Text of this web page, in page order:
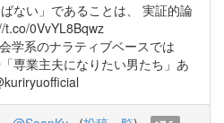
ない」であることは、 実証的論
0VvYL8Bqwz
学系のナラティブベースでは
専業主夫になりたい男たち」あ